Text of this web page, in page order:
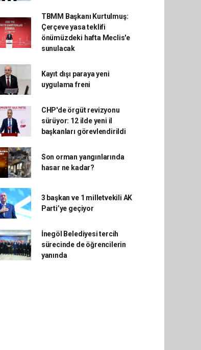
TBMM Başkanı Kurtulmuş:
Çerçeve yasa teklifi
önümüzdeki hafta Meclis'e
sunulacak
Kayıt dışı paraya yeni
uygulama freni
CHP'de örgüt revizyonu
sürüyor: 12 ilde yeni il
başkanları görevlendirildi
Son orman yangınlarında
hasar ne kadar?
3 başkan ve 1 milletvekili AK
Parti’ye geçiyor
İnegöl Belediyesi tercih
sürecinde de öğrencilerin
yanında